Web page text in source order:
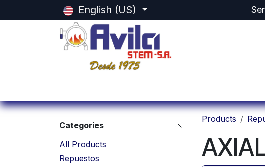
English (US)
Categories
All Products
Repuestos
Products